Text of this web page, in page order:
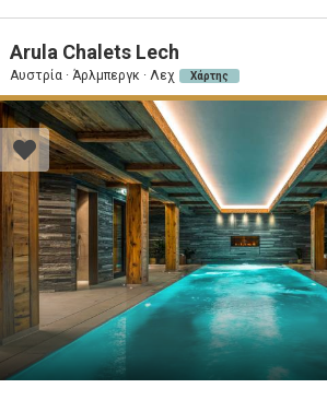
Arula Chalets Lech
Αυστρία · Άρλμπεργκ · Λεχ Χάρτης